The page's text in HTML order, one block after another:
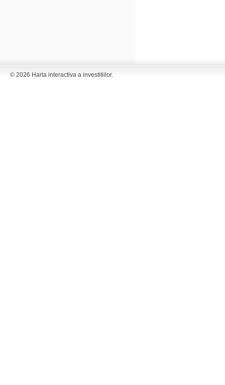
© 2026 Harta interactiva a investitiilor.